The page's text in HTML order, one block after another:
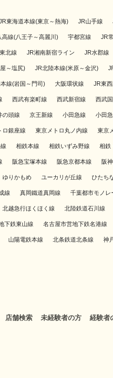
東海道本線(東京～熱海) JR山手線
高線(八王子～高麗川) 宇都宮線 JR
北線 JR湘南新宿ライン JR水郡線
～塩尻) JR北陸本線(米原～金沢)
線(岩国～門司) 大阪環状線 JR東
西武有楽町線 西武新宿線 西武
の頭線 京王新線 小田急線 小田
ロ銀座線 東京メトロ丸ノ内線 東京
相鉄本線 相鉄いずみ野線 相鉄
阪急宝塚本線 阪急京都本線 阪
ゆりかもめ ユーカリが丘線 ひたち
線 真岡鐵道真岡線 千葉都市モノレ
北越急行ほくほく線 北陸鉄道石川線
下鉄東山線 名古屋市営地下鉄名港線
山陽電鉄本線 北条鉄道北条線 神
店舗検索 未経験者の方 経験者